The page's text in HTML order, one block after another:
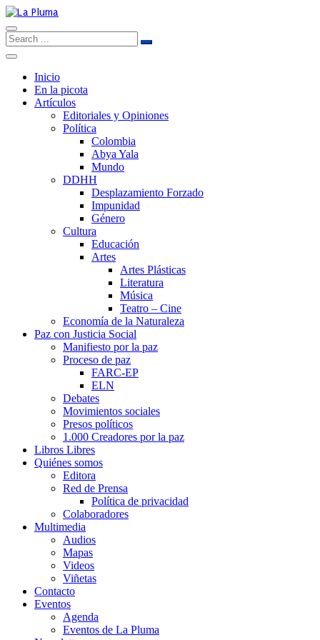
Inicio
En la picota
Artículos
Editoriales y Opiniones
Política
Colombia
Abya Yala
Mundo
DDHH
Desplazamiento Forzado
Impunidad
Género
Cultura
Educación
Artes
Artes Plásticas
Literatura
Música
Teatro – Cine
Economía de la Naturaleza
Paz con Justicia Social
Manifiesto por la paz
Proceso de paz
FARC-EP
ELN
Debates
Movimientos sociales
Presos políticos
1.000 Creadores por la paz
Libros Libres
Quiénes somos
Editora
Red de Prensa
Política de privacidad
Colaboradores
Multimedia
Audios
Mapas
Videos
Viñetas
Contacto
Eventos
Agenda
Eventos de La Pluma